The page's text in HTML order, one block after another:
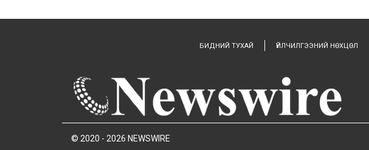
БИДНИЙ ТУХАЙ ҮЙЛЧИЛГЭЭНИЙ НӨХЦӨЛ
© 2020 - 2026 NEWSWIRE